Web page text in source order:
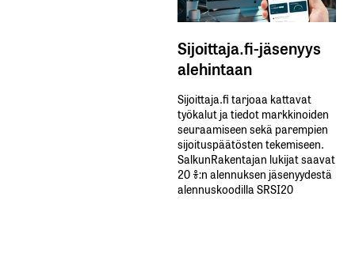
Sijoittaja.fi-jäsenyys
alehintaan
Sijoittaja.fi tarjoaa kattavat
työkalut ja tiedot markkinoiden
seuraamiseen sekä parempien
sijoituspäätösten tekemiseen.
SalkunRakentajan lukijat saavat
20 %:n alennuksen jäsenyydestä
alennuskoodilla SRSI20